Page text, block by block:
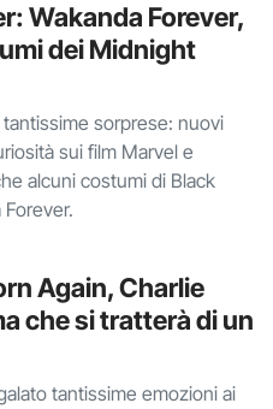
Wakanda Forever,
dei Midnight
sorprese: nuovi
sui film Marvel e
alcuni costumi di Black
Again, Charlie
che si tratterà di un
tantissime emozioni ai